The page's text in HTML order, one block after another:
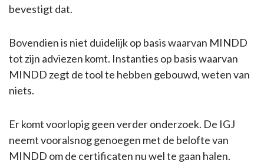
bevestigt dat.
Bovendien is niet duidelijk op basis waarvan MINDD
tot zijn adviezen komt. Instanties op basis waarvan
MINDD zegt de tool te hebben gebouwd, weten van
niets.
Er komt voorlopig geen verder onderzoek. De IGJ
neemt vooralsnog genoegen met de belofte van
MINDD om de certificaten nu wel te gaan halen.